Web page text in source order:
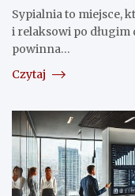
Sypialnia to miejsce,
i relaksowi po
powinna…
Czytaj